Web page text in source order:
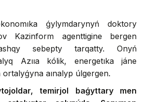
ǵylymdarynyń doktory
Kazinform agenttigine bergen
sebepty tarqatty. Onyń
Azııa kólik, energetıka jáne
ortalyǵyna aınalyp úlgergen.
temirjol baǵyttary men